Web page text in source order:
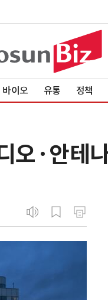
바이오 유통 정책
오·안테